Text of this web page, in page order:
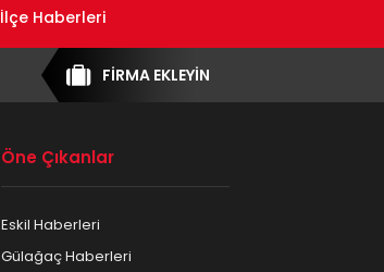
İlçe Haberleri
FİRMA EKLEYİN
Öne Çıkanlar
Eskil Haberleri
Gülağaç Haberleri